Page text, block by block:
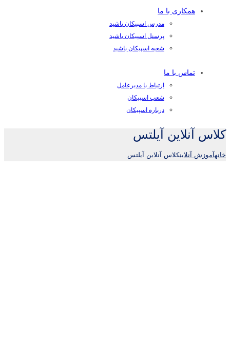
همکاری با ما
مدرس اسپیکان باشید
پرسنل اسپیکان باشید
شعبه اسپیکان باشید
تماس با ما
ارتباط با مدیرعامل
شعب اسپیکان
درباره اسپیکان
کلاس آنلاین آیلتس
خانهآموزش آنلاينکلاس آنلاین آیلتس